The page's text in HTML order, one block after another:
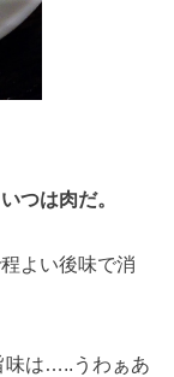
つは肉だ。
よい後味で消
味は…..うわぁあ